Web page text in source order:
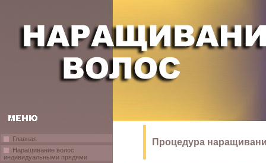
Главная
Наращивание волос
индивидуальными прядями
Процедура